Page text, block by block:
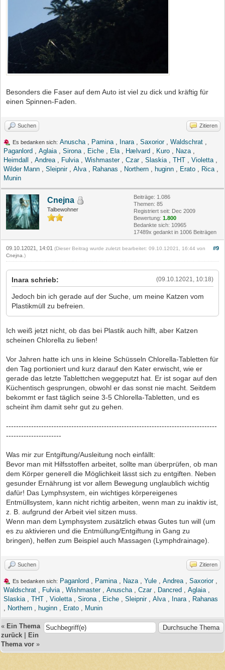
Besonders die Faser auf dem Auto ist viel zu dick und kräftig für
einen Spinnen-Faden.
Suchen Zitieren
Es bedanken sich: Anuscha, Pamina, Inara, Saxorior, Waldschrat ,
Paganlord , Aglaia, Sirona, Eiche , Ela, Hælvard , Kuro , Naza,
Heimdall
, Andrea, Fulvia, Wishmaster, Czar, Slaskia, THT , Violetta,
Wilder Mann , Sleipnir, Alva, Rahanas , Northern , huginn , Erato , Rica,
Munin
Cnejna
Talbewohner
Beiträge: 1.086
Themen: 85
Registriert seit: Dec 2009
Bewertung: 1.800
Bedankte sich: 10965
17489x gedankt in 1006 Beiträgen
#9
09.10.12021, 14:01 (Dieser Beitrag wurde zuletzt bearbeitet: 09.10.12021, 16:44 von
Cnejna .)
(09.10.12021, 10:18)
Inara schrieb:
Jedoch bin ich gerade auf der Suche, um meine Katzen vom
Plastikmüll zu befreien.
Ich weiß jetzt nicht, ob das bei Plastik auch hilft, aber Katzen
scheinen Chlorella zu lieben!
Vor Jahren hatte ich uns in kleine Schüsseln Chlorella-Tabletten für
den Tag portioniert und kurz darauf den Kater erwischt, wie er
gerade das letzte Tablettchen weggeputzt hat. Er ist sogar auf den
Küchentisch gesprungen, obwohl er das sonst nie macht. Seitdem
bekommt er fast täglich seine 3-5 Chlorella-Tabletten, und es
scheint ihm damit sehr gut zu gehen.
------------------------------------------------------------------------------------
----------------------
Was mir zur Entgiftung/Ausleitung noch einfällt:
Bevor man mit Hilfsstoffen arbeitet, sollte man überprüfen, ob man
dem Körper generell die Möglichkeit lässt sich zu entgiften. Neben
gesunder Ernährung ist vor allem Bewegung unglaublich wichtig
dafür! Das Lymphsystem, ein wichtiges körpereigenes
Entmüllsystem, kann nicht richtig arbeiten, wenn man zu inaktiv ist,
z. B. aufgrund der Arbeit viel sitzen muss.
Wenn man dem Lymphsystem zusätzlich etwas Gutes tun will (um
es zu aktivieren und die Entmüllung/Entgiftung in Gang zu
bringen), helfen zum Beispiel auch Massagen (Lymphdrainage).
Suchen Zitieren
Es bedanken sich: Paganlord , Pamina, Naza, Yule , Andrea, Saxorior,
Waldschrat , Fulvia, Wishmaster, Anuscha, Czar, Dancred , Aglaia,
Slaskia, THT , Violetta, Sirona, Eiche , Sleipnir, Alva, Inara, Rahanas
, Northern , huginn , Erato , Munin
« Ein Thema
zurück
Ein
Thema vor »